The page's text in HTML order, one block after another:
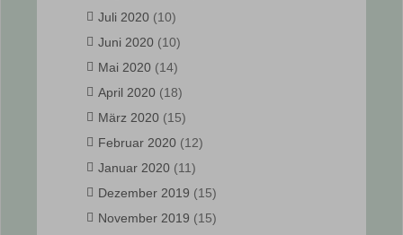
Juli 2020 (10)
Juni 2020 (10)
Mai 2020 (14)
April 2020 (18)
März 2020 (15)
Februar 2020 (12)
Januar 2020 (11)
Dezember 2019 (15)
November 2019 (15)